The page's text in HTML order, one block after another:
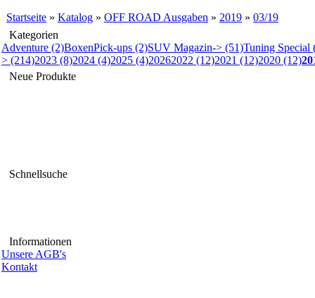
Startseite » Katalog » OFF ROAD Ausgaben » 2019 » 03/19
Kategorien
Adventure (2)BoxenPick-ups (2)SUV Magazin-> (51)Tuning Special
> (214)2023 (8)2024 (4)2025 (4)20262022 (12)2021 (12)2020 (12)
Neue Produkte
Schnellsuche
Informationen
Unsere AGB's
Kontakt